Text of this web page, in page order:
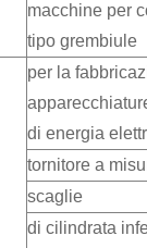
macchine per
tipo grembiule
per la
di energia
tornitore a
scaglie
di cilindrata